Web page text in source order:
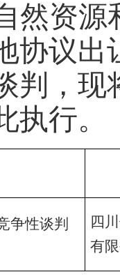
然资源
协议
判，现
执行。
争性谈判
四
有